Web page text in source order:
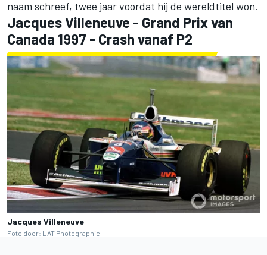
naam schreef, twee jaar voordat hij de wereldtitel won.
Jacques Villeneuve - Grand Prix van
Canada 1997 - Crash vanaf P2
Jacques Villeneuve
Foto door: LAT Photographic